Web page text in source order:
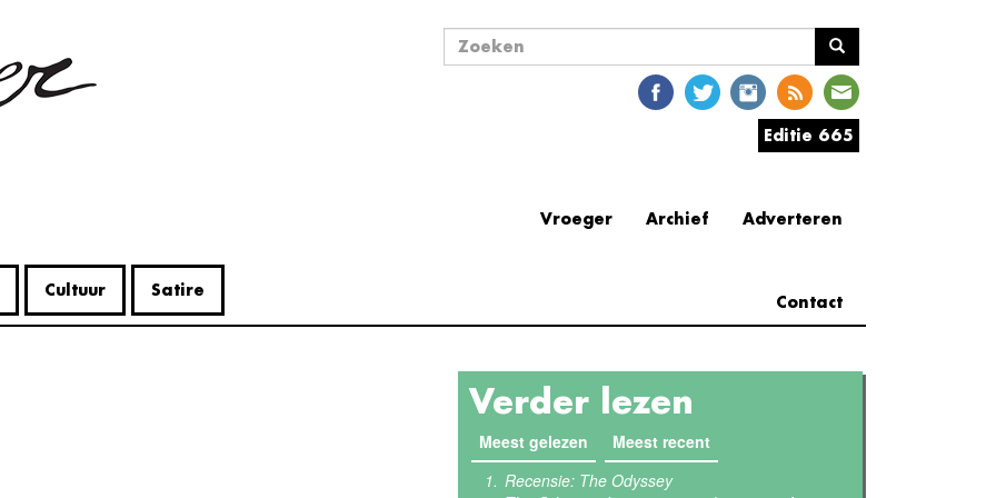
Cultuur Satire
Zoekveld
Editie 665
Adverteren
Archief
Vroeger
Contact
Verder lezen
Meest gelezen (actieve tabblad)
Meest recent
Recensie: The Odyssey